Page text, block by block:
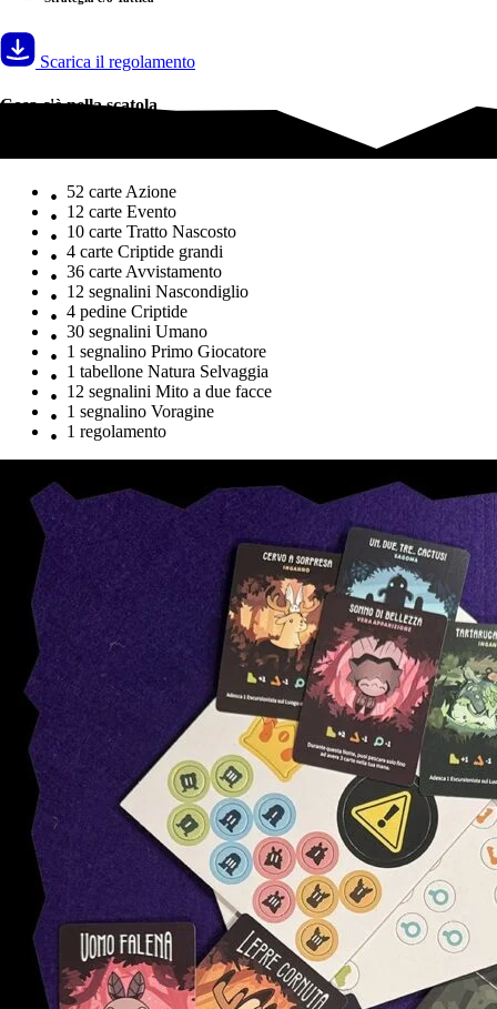
Scarica il regolamento
Cosa c'è nella scatola
52 carte Azione
12 carte Evento
10 carte Tratto Nascosto
4 carte Criptide grandi
36 carte Avvistamento
12 segnalini Nascondiglio
4 pedine Criptide
30 segnalini Umano
1 segnalino Primo Giocatore
1 tabellone Natura Selvaggia
12 segnalini Mito a due facce
1 segnalino Voragine
1 regolamento